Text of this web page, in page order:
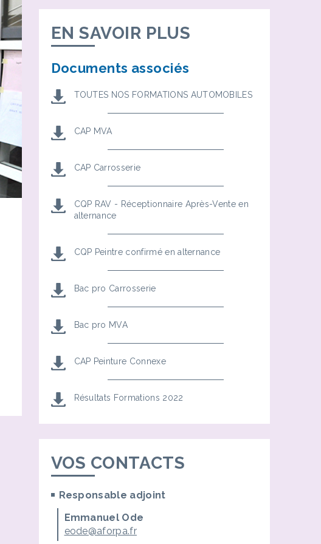
Opportunités
EN SAVOIR PLUS
Documents associés
TOUTES NOS FORMATIONS AUTOMOBILES
CAP MVA
CAP Carrosserie
CQP RAV - Réceptionnaire Après-Vente en
alternance
CQP Peintre confirmé en alternance
Bac pro Carrosserie
Bac pro MVA
CAP Peinture Connexe
Résultats Formations 2022
VOS CONTACTS
Responsable adjoint
Emmanuel Ode
eode@aforpa.fr